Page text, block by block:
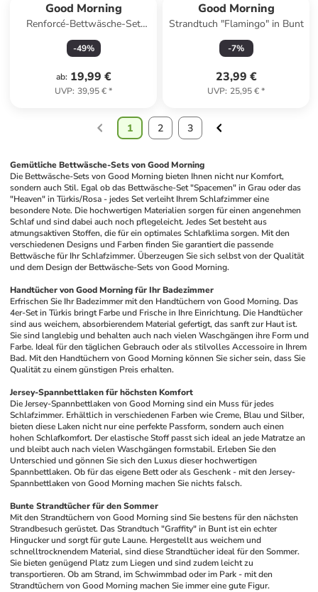
Good Morning
Renforcé-Bettwäsche-Set
"Antibes" in Weiß/ Hellblau
-49%
ab: 19,99 €
UVP: 39,95 €*
Good Morning
Strandtuch "Flamingo" in Bunt
-7%
23,99 €
UVP: 25,95 €*
1 2 3
Gemütliche Bettwäsche-Sets von Good Morning
Die Bettwäsche-Sets von Good Morning bieten Ihnen nicht nur Komfort,
sondern auch Stil. Egal ob das Bettwäsche-Set "Spacemen" in Grau oder das
"Heaven" in Türkis/Rosa - jedes Set verleiht Ihrem Schlafzimmer eine
besondere Note. Die hochwertigen Materialien sorgen für einen angenehmen
Schlaf und sind dabei auch noch pflegeleicht. Jedes Set besteht aus
atmungsaktiven Stoffen, die für ein optimales Schlafklima sorgen. Mit den
verschiedenen Designs und Farben finden Sie garantiert die passende
Bettwäsche für Ihr Schlafzimmer. Überzeugen Sie sich selbst von der Qualität
und dem Design der Bettwäsche-Sets von Good Morning.
Handtücher von Good Morning für Ihr Badezimmer
Erfrischen Sie Ihr Badezimmer mit den Handtüchern von Good Morning. Das
4er-Set in Türkis bringt Farbe und Frische in Ihre Einrichtung. Die Handtücher
sind aus weichem, absorbierendem Material gefertigt, das sanft zur Haut ist.
Sie sind langlebig und behalten auch nach vielen Waschgängen ihre Form und
Farbe. Ideal für den täglichen Gebrauch oder als stilvolles Accessoire in Ihrem
Bad. Mit den Handtüchern von Good Morning können Sie sicher sein, dass Sie
Qualität zu einem günstigen Preis erhalten.
Jersey-Spannbettlaken für höchsten Komfort
Die Jersey-Spannbettlaken von Good Morning sind ein Muss für jedes
Schlafzimmer. Erhältlich in verschiedenen Farben wie Creme, Blau und Silber,
bieten diese Laken nicht nur eine perfekte Passform, sondern auch einen
hohen Schlafkomfort. Der elastische Stoff passt sich ideal an jede Matratze an
und bleibt auch nach vielen Waschgängen formstabil. Erleben Sie den
Unterschied und gönnen Sie sich den Luxus dieser hochwertigen
Spannbettlaken. Ob für das eigene Bett oder als Geschenk - mit den Jersey-
Spannbettlaken von Good Morning machen Sie nichts falsch.
Bunte Strandtücher für den Sommer
Mit den Strandtüchern von Good Morning sind Sie bestens für den nächsten
Strandbesuch gerüstet. Das Strandtuch "Graffity" in Bunt ist ein echter
Hingucker und sorgt für gute Laune. Hergestellt aus weichem und
schnelltrocknendem Material, sind diese Strandtücher ideal für den Sommer.
Sie bieten genügend Platz zum Liegen und sind zudem leicht zu
transportieren. Ob am Strand, im Schwimmbad oder im Park - mit den
Strandtüchern von Good Morning machen Sie immer eine gute Figur.